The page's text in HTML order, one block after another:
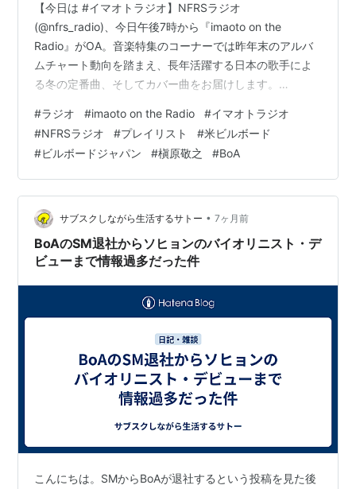
2003/10/22 Double
2003/12/30 Rock With You (韓国盤)
DVD（韓国）
書籍
2003/12/17 BoAフォトブック『Naturelle』
2004/03/**BoA 幸せになろうよ
関連キーワード
ミュージシャン
【今日は #イマオトラジオ】NFRSラジオ
(@nfrs_radio)、今日午後7時から『imaoto on the
Radio』がOA。音楽特集のコーナーでは昨年末のアルバ
ムチャート動向を踏まえ、長年活躍する日本の歌手によ
る冬の定番曲、そしてカバー曲をお届けします。
ッドキャスト/ラジオ『imaoto on the Radio』)
(@Kei_radio) 2026年1月16日 ラジオ番組『imaoto on
the Radio』、昨夜は16回目の放送でした。お聴きくださ
った皆さんに感謝申し上げます。番組の概要に…
#ラジオ #imaoto on the Radio #イマオトラジオ
#NFRSラジオ #プレイリスト #米ビルボード
#ビルボードジャパン #槇原敬之 #BoA
サブスクしながら生活するサトー • 7ヶ月前
BoAのSM退社からソヒョンのバイオリニスト・デ
ビューまで情報過多だった件
こんにちは。SMからBoAが退社するという投稿を見た後